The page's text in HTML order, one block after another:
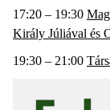
17:20 – 19:30
Király Júliával és
19:30 – 21:00